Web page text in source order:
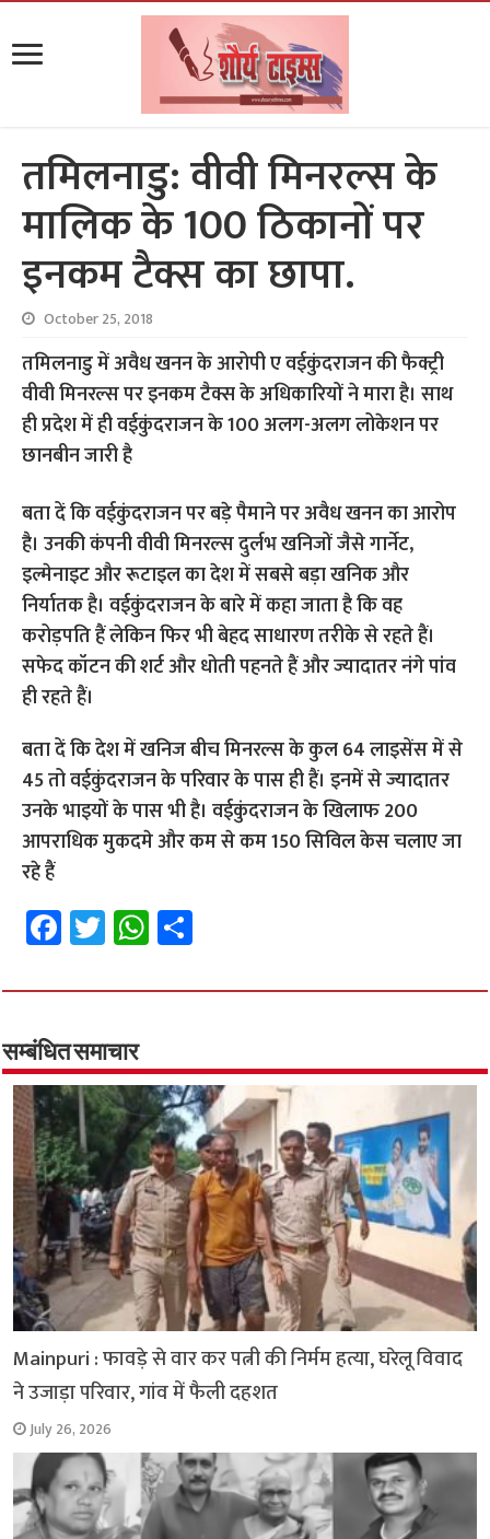
तमिलनाडु: वीवी मिनरल्स के
मालिक के 100 ठिकानों पर
इनकम टैक्स का छापा.
October 25, 2018
तमिलनाडु में अवैध खनन के आरोपी ए वईकुंदराजन की फैक्ट्री
वीवी मिनरल्स पर इनकम टैक्स के अधिकारियों ने मारा है। साथ
ही प्रदेश में ही वईकुंदराजन के 100 अलग-अलग लोकेशन पर
छानबीन जारी है
बता दें कि वईकुंदराजन पर बड़े पैमाने पर अवैध खनन का आरोप
है। उनकी कंपनी वीवी मिनरल्स दुर्लभ खनिजों जैसे गार्नेट,
इल्मेनाइट और रूटाइल का देश में सबसे बड़ा खनिक और
निर्यातक है। वईकुंदराजन के बारे में कहा जाता है कि वह
करोड़पति हैं लेकिन फिर भी बेहद साधारण तरीके से रहते हैं।
सफेद कॉटन की शर्ट और धोती पहनते हैं और ज्यादातर नंगे पांव
ही रहते हैं।
बता दें कि देश में खनिज बीच मिनरल्स के कुल 64 लाइसेंस में से
45 तो वईकुंदराजन के परिवार के पास ही हैं। इनमें से ज्यादातर
उनके भाइयों के पास भी है। वईकुंदराजन के खिलाफ 200
आपराधिक मुकदमे और कम से कम 150 सिविल केस चलाए जा
रहे हैं
Fa
ce
b
o
o
k
T
wi
tt
er
W
h
at
p
p
ar
सम्बंधित समाचार
Mainpuri : फावड़े से वार कर पत्नी की निर्मम हत्या, घरेलू विवाद
ने उजाड़ा परिवार, गांव में फैली दहशत
July 26, 2026